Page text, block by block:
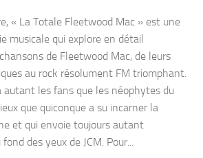
« La Totale Fleetwood Mac » est une
musicale qui explore en détail
de Fleetwood Mac, de leurs
au rock résolument FM triomphant.
autant les fans que les néophytes du
que quiconque a su incarner la
et qui envoie toujours autant
des yeux de JCM. Pour...